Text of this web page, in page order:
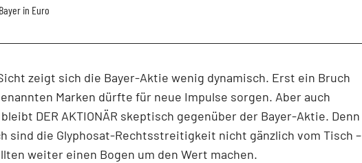
Bayer in Euro
zeigt sich die Bayer-Aktie wenig dynamisch. Erst ein Bruch
Marken dürfte für neue Impulse sorgen. Aber auch
DER AKTIONÄR skeptisch gegenüber der Bayer-Aktie. Denn
sind die Glyphosat-Rechtsstreitigkeit nicht gänzlich vom Tisch –
weiter einen Bogen um den Wert machen.